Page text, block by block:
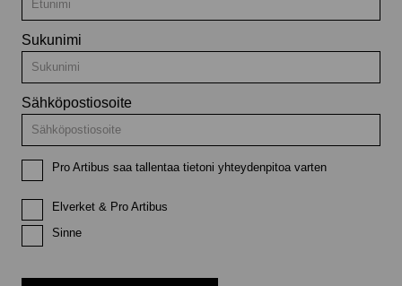
Sukunimi
Sähköpostiosoite
Pro Artibus saa tallentaa tietoni yhteydenpitoa varten
Elverket & Pro Artibus
Sinne